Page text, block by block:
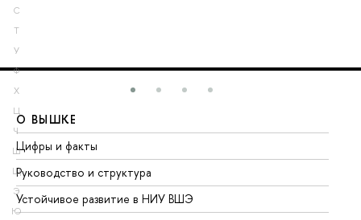
С
Т
У
Ф
Х
Ц
Ч
Ш
Щ
Э
Ю
О ВЫШКЕ
Цифры и факты
Руководство и структура
Устойчивое развитие в НИУ ВШЭ